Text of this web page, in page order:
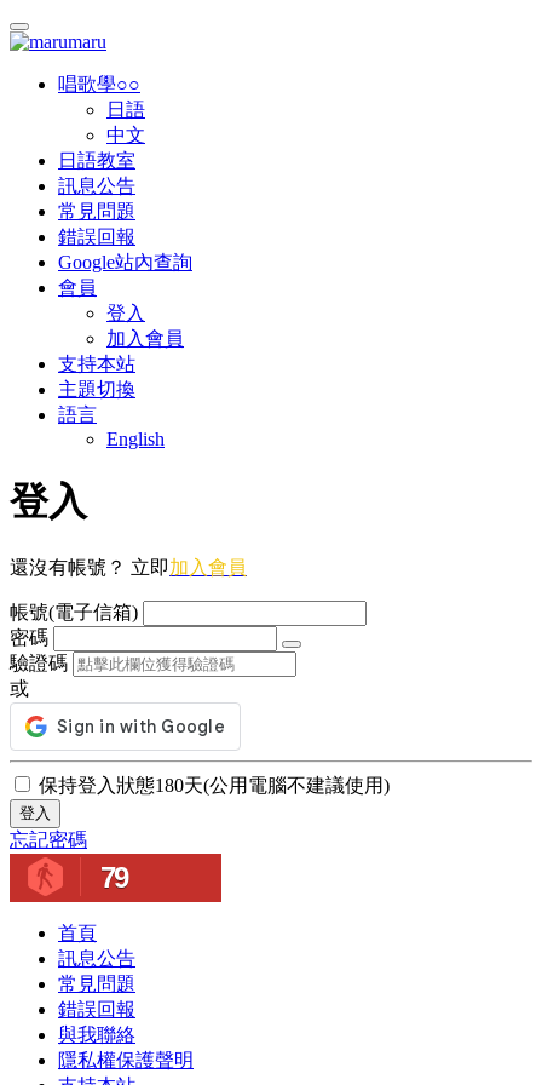
唱歌學○○
日語
中文
日語教室
訊息公告
常見問題
錯誤回報
Google站內查詢
會員
登入
加入會員
支持本站
主題切換
語言
English
登入
還沒有帳號？ 立即加入會員
帳號(電子信箱)
密碼
驗證碼
或
保持登入狀態180天(公用電腦不建議使用)
登入
忘記密碼
79
首頁
訊息公告
常見問題
錯誤回報
與我聯絡
隱私權保護聲明